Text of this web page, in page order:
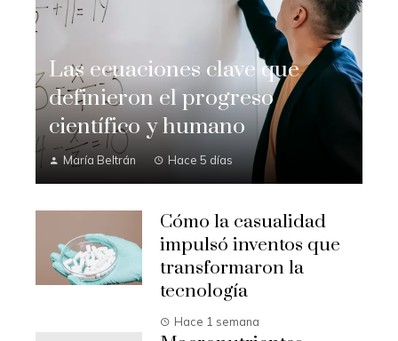
Las ecuaciones clave que
definieron el progreso
científico y humano
María Beltrán Hace 5 días
Cómo la casualidad
impulsó inventos que
transformaron la
tecnología
Hace 1 semana